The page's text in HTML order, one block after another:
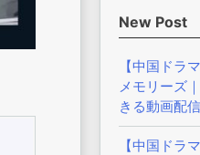
New Post
【中国ドラ
メモリーズ
きる動画配
【中国ドラ